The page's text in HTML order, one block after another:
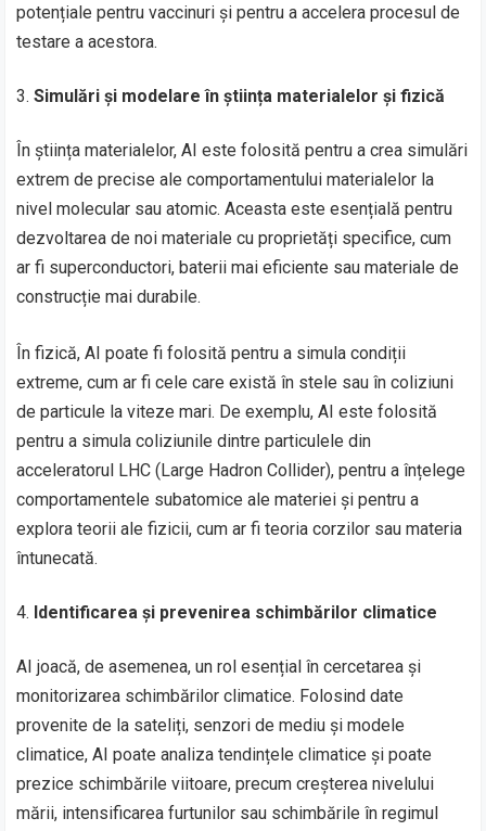
potențiale pentru vaccinuri și pentru a accelera procesul de
testare a acestora.
Simulări și modelare în știința materialelor și fizică
În știința materialelor, AI este folosită pentru a crea simulări
extrem de precise ale comportamentului materialelor la
nivel molecular sau atomic. Aceasta este esențială pentru
dezvoltarea de noi materiale cu proprietăți specifice, cum
ar fi superconductori, baterii mai eficiente sau materiale de
construcție mai durabile.
În fizică, AI poate fi folosită pentru a simula condiții
extreme, cum ar fi cele care există în stele sau în coliziuni
de particule la viteze mari. De exemplu, AI este folosită
pentru a simula coliziunile dintre particulele din
acceleratorul LHC (Large Hadron Collider), pentru a înțelege
comportamentele subatomice ale materiei și pentru a
explora teorii ale fizicii, cum ar fi teoria corzilor sau materia
întunecată.
Identificarea și prevenirea schimbărilor climatice
AI joacă, de asemenea, un rol esențial în cercetarea și
monitorizarea schimbărilor climatice. Folosind date
provenite de la sateliți, senzori de mediu și modele
climatice, AI poate analiza tendințele climatice și poate
prezice schimbările viitoare, precum creșterea nivelului
mării, intensificarea furtunilor sau schimbările în regimul